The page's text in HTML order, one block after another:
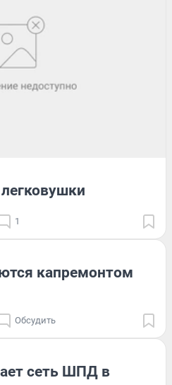
1
капремонтом
Обсудить
сеть ШПД в